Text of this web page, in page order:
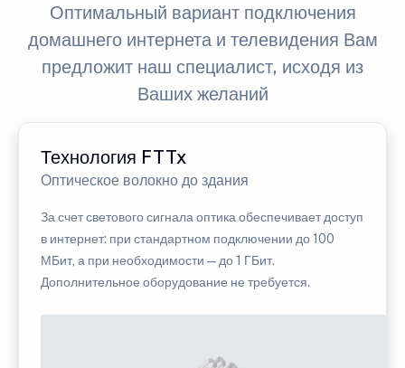
Оптимальный вариант подключения
домашнего интернета и телевидения Вам
предложит наш специалист, исходя из
Ваших желаний
Технология FTTx
Оптическое волокно до здания
За счет светового сигнала оптика обеспечивает доступ
в интернет: при стандартном подключении до 100
МБит, а при необходимости — до 1 ГБит.
Дополнительное оборудование не требуется.